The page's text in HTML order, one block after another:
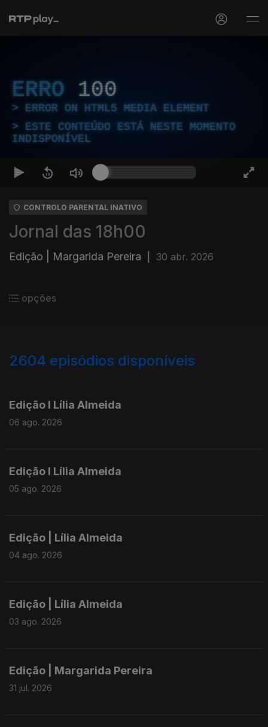
ERRO 100
ERROR ON HTML5 MEDIA ELEMENT
ESTE CONTEÚDO ESTÁ NESTE MOMENTO
INDISPONÍVEL
CONTROLO PARENTAL INATIVO
Jornal das 18h00
Edição | Margarida Pereira 30 abr. 2026
opções
2604 episódios disponíveis
Edição I Lília Almeida
06 ago. 2026
Edição I Lília Almeida
05 ago. 2026
Edição | Lília Almeida
04 ago. 2026
Edição | Lília Almeida
03 ago. 2026
Edição | Margarida Pereira
31 jul. 2026